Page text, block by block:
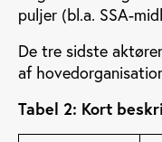
puljer (bl.a. SSA-
De tre sidste
af
Tabel 2: Kort